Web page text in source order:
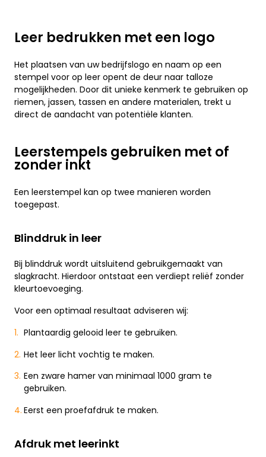
Leer bedrukken met een logo
Het plaatsen van uw bedrijfslogo en naam op een
stempel voor op leer opent de deur naar talloze
mogelijkheden. Door dit unieke kenmerk te gebruiken op
riemen, jassen, tassen en andere materialen, trekt u
direct de aandacht van potentiële klanten.
Leerstempels gebruiken met of
zonder inkt
Een leerstempel kan op twee manieren worden
toegepast.
Blinddruk in leer
Bij blinddruk wordt uitsluitend gebruikgemaakt van
slagkracht. Hierdoor ontstaat een verdiept reliëf zonder
kleurtoevoeging.
Voor een optimaal resultaat adviseren wij:
Plantaardig gelooid leer te gebruiken.
Het leer licht vochtig te maken.
Een zware hamer van minimaal 1000 gram te
gebruiken.
Eerst een proefafdruk te maken.
Afdruk met leerinkt